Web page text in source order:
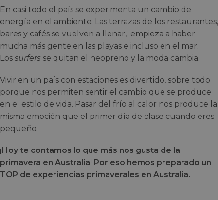
En casi todo el país se experimenta un cambio de
energía en el ambiente. Las terrazas de los restaurantes,
bares y cafés se vuelven a llenar, empieza a haber
mucha más gente en las playas e incluso en el mar.
Los surfers se quitan el neopreno y la moda cambia.
Vivir en un país con estaciones es divertido, sobre todo
porque nos permiten sentir el cambio que se produce
en el estilo de vida. Pasar del frío al calor nos produce la
misma emoción que el primer día de clase cuando eres
pequeño.
¡Hoy te contamos lo que más nos gusta de la
primavera en Australia! Por eso hemos preparado un
TOP de experiencias primaverales en Australia.